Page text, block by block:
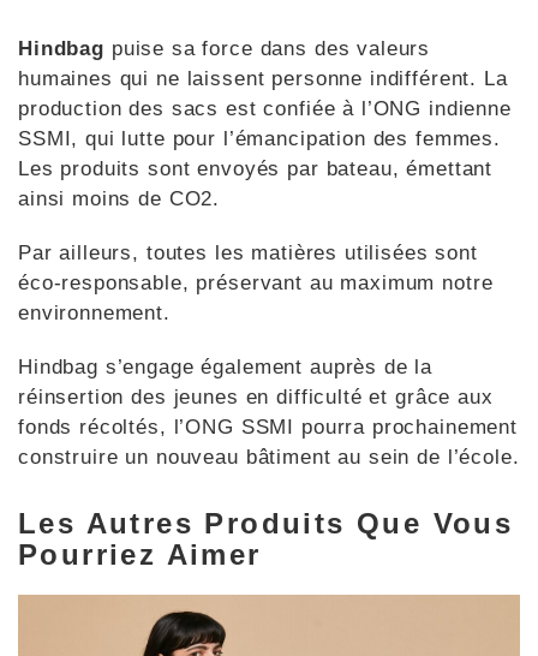
Hindbag puise sa force dans des valeurs
humaines qui ne laissent personne indifférent. La
production des sacs est confiée à l’ONG indienne
SSMI, qui lutte pour l’émancipation des femmes.
Les produits sont envoyés par bateau, émettant
ainsi moins de CO2.
Par ailleurs, toutes les matières utilisées sont
éco-responsable, préservant au maximum notre
environnement.
Hindbag s’engage également auprès de la
réinsertion des jeunes en difficulté et grâce aux
fonds récoltés, l’ONG SSMI pourra prochainement
construire un nouveau bâtiment au sein de l’école.
Les Autres Produits Que Vous
Pourriez Aimer